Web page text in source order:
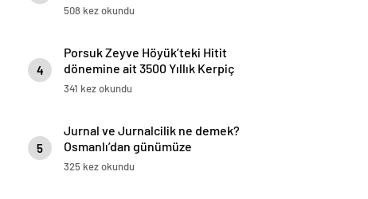
508 kez okundu
4
Porsuk Zeyve Höyük’teki Hitit
dönemine ait 3500 Yıllık Kerpiç
Yapılar
341 kez okundu
5
Jurnal ve Jurnalcilik ne demek?
Osmanlı’dan günümüze
ihbarcılık
325 kez okundu